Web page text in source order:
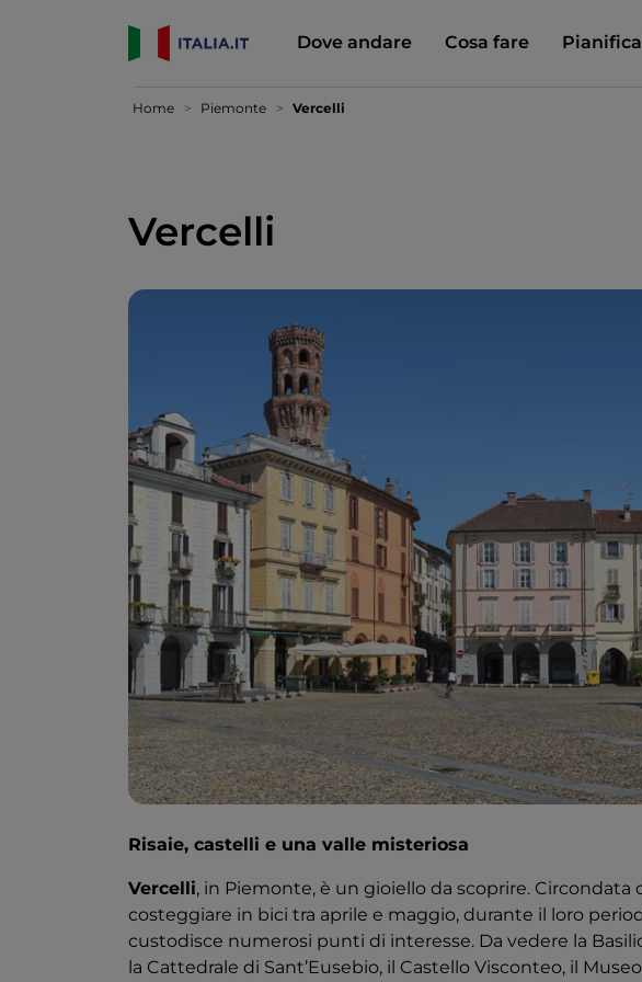
Dove andare Cosa fare
Home Piemonte Vercelli
Vercelli
Risaie, castelli e una valle misteriosa
Vercelli, in Piemonte, è un gioiello da scoprire. Circondata
costeggiare in bici tra aprile e maggio, durante il loro
custodisce numerosi punti di interesse. Da vedere la
la Cattedrale di Sant’Eusebio, il Castello Visconteo, il